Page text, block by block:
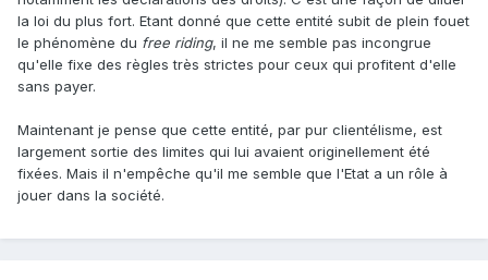
la loi du plus fort. Etant donné que cette entité subit de plein fouet
le phénomène du free riding, il ne me semble pas incongrue
qu'elle fixe des règles très strictes pour ceux qui profitent d'elle
sans payer.
Maintenant je pense que cette entité, par pur clientélisme, est
largement sortie des limites qui lui avaient originellement été
fixées. Mais il n'empêche qu'il me semble que l'Etat a un rôle à
jouer dans la société.